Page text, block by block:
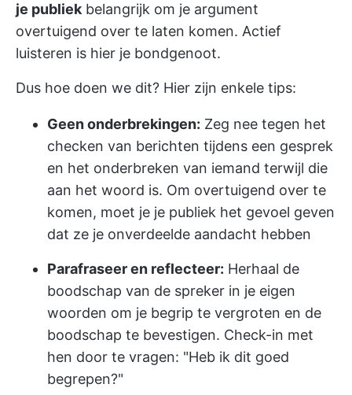
je publiek belangrijk om je argument
overtuigend over te laten komen. Actief
luisteren is hier je bondgenoot.
Dus hoe doen we dit? Hier zijn enkele tips:
Geen onderbrekingen: Zeg nee tegen het
checken van berichten tijdens een gesprek
en het onderbreken van iemand terwijl die
aan het woord is. Om overtuigend over te
komen, moet je je publiek het gevoel geven
dat ze je onverdeelde aandacht hebben
Parafraseer en reflecteer: Herhaal de
boodschap van de spreker in je eigen
woorden om je begrip te vergroten en de
boodschap te bevestigen. Check-in met
hen door te vragen: "Heb ik dit goed
begrepen?"